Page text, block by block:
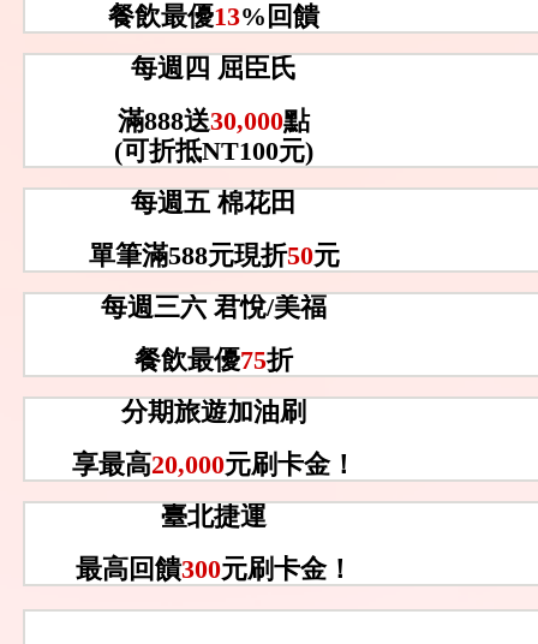
餐飲最優13%回饋
每週四 屈臣氏
滿888送30,000點
(可折抵NT100元)
每週五 棉花田
單筆滿588元現折50元
每週三六 君悅/美福
餐飲最優75折
分期旅遊加油刷
享最高20,000元刷卡金！
臺北捷運
最高回饋300元刷卡金！